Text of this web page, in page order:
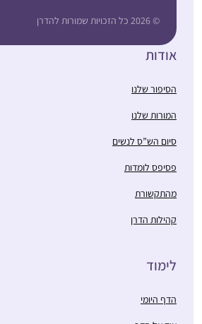
© 2026 כל הזכויות שמורות להדרן
אודות
הסיפור שלנו
המורות שלנו
סיום הש”ס לנשים
פסיפס לומדות
מהתקשורת
קהילות הדרן
לימוד
הדף היומי